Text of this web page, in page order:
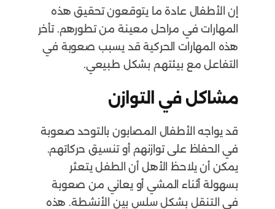
إن الأطفال عادة ما يتوقعون تحقيق هذه
المهارات في مراحل معينة من تطورهم. تأخر
هذه المهارات الحركية قد يسبب صعوبة في
التفاعل مع بيئتهم بشكل طبيعي.
مشاكل في التوازن
قد يواجه الأطفال المصابون بالتوحد صعوبة
في الحفاظ على توازنهم أو تنسيق حركاتهم.
يمكن أن يلاحظ الأهل أن الطفل يتعثر
بسهولة أثناء المشي أو يعاني من صعوبة
في التنقل بشكل سلس بين الأنشطة. هذه